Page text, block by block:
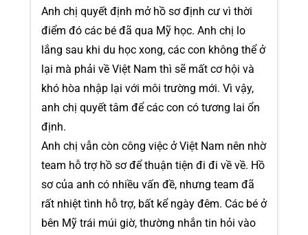
Anh chị quyết định mở hồ sơ định cư vì thời
điểm đó các bé đã qua Mỹ học. Anh chị lo
lắng sau khi du học xong, các con không thể ở
lại mà phải về Việt Nam thì sẽ mất cơ hội và
khó hòa nhập lại với môi trường mới. Vì vậy,
anh chị quyết tâm để các con có tương lai ổn
định.
Anh chị vẫn còn công việc ở Việt Nam nên nhờ
team hỗ trợ hồ sơ để thuận tiện đi đi về về. Hồ
sơ của anh có nhiều vấn đề, nhưng team đã
rất nhiệt tình hỗ trợ, bất kể ngày đêm. Các bé ở
bên Mỹ trái múi giờ, thường nhắn tin hỏi vào